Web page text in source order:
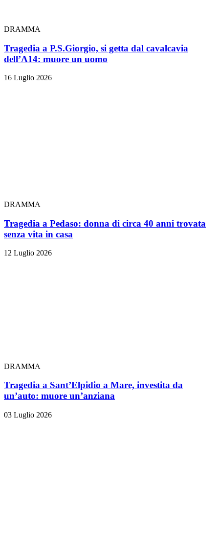
DRAMMA
Tragedia a P.S.Giorgio, si getta dal cavalcavia
dell’A14: muore un uomo
16 Luglio 2026
DRAMMA
Tragedia a Pedaso: donna di circa 40 anni trovata
senza vita in casa
12 Luglio 2026
DRAMMA
Tragedia a Sant’Elpidio a Mare, investita da
un’auto: muore un’anziana
03 Luglio 2026